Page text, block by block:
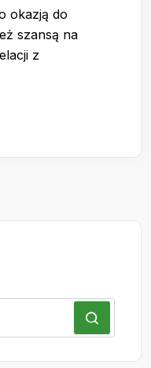
okazją do
szansą na
z